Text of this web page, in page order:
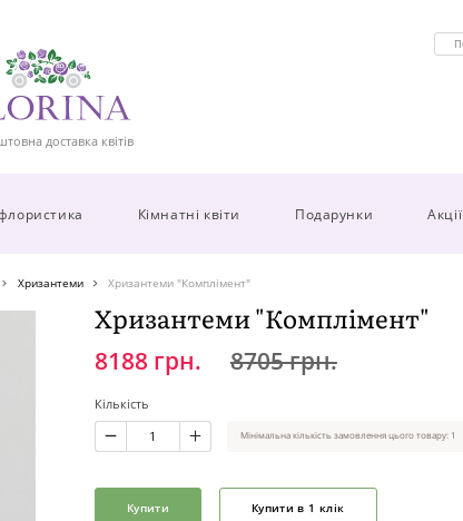
доставка квітів
Кімнатні квіти Подарунки Акції
Хризантеми Хризантеми "Комплімент"
Хризантеми "Комплімент"
8188 грн. 8705 грн.
Кількість
Мінімальна кількість замовлення цього товару: 1
Купити Купити в 1 клік